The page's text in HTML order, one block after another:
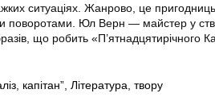
ситуаціях. Жанрово, це
поворотами. Юл Верн — майстер у
що робить «П’ятнадцятирічного
капітан” Література твору